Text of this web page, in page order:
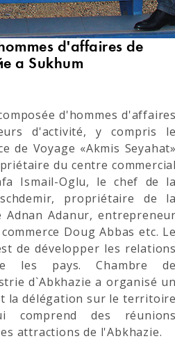
d'affaires de
à Sukhum
d'hommes
d'activité, y compris
de Voyage «Akmis
du centre
Ismail-Oglu, le chef de
propriétaire de
Adnan Adanur,
Doug Abbas etc.
de développer les
les pays. Chambre
d`Abkhazie a organisé
la délégation sur le
comprend des
attractions de l'Abkhazie.